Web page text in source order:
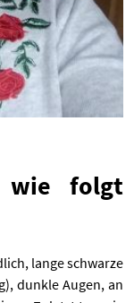
wie folgt
lange schwarze
dunkle Augen, an